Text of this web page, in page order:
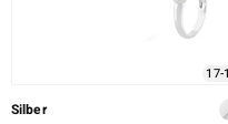
17-
Silber